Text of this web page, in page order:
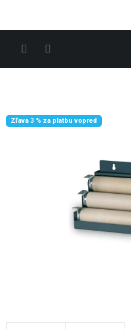
Zľava 3 % za platbu vopred